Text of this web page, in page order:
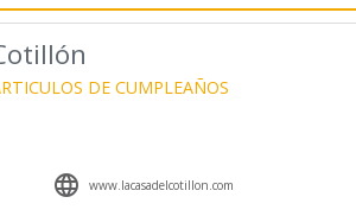
DE CUMPLEAÑOS
 www.lacasadelcotillon.com